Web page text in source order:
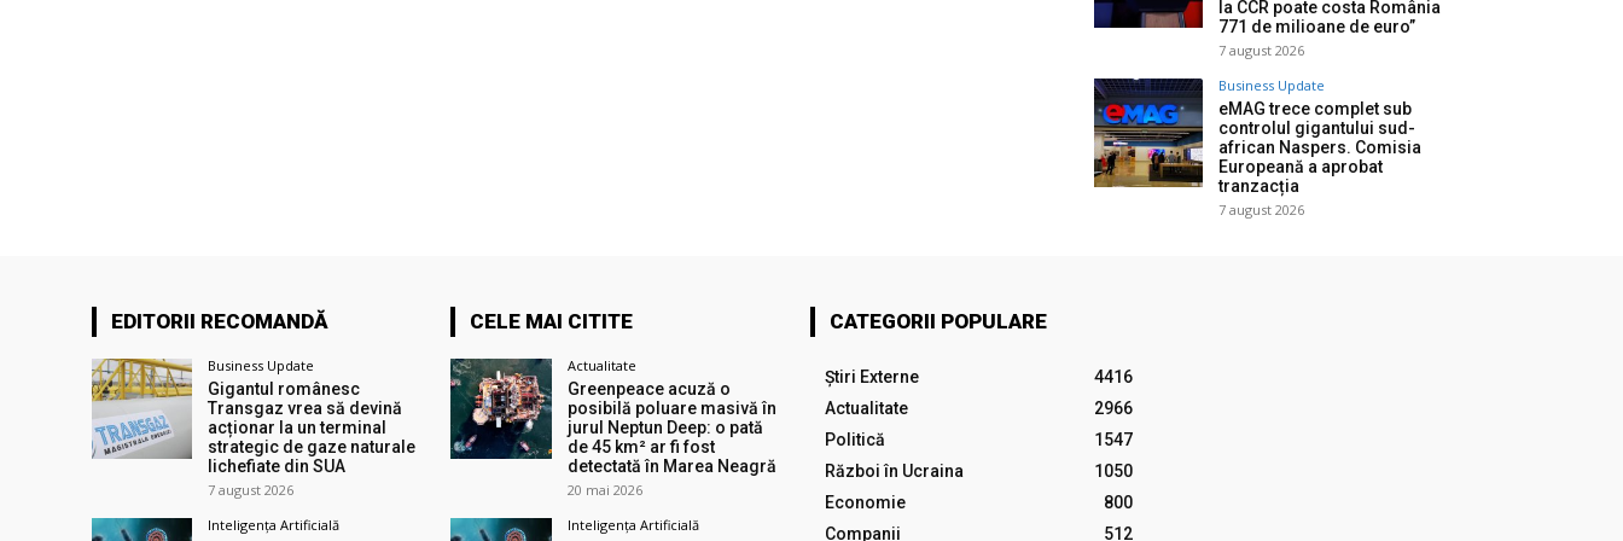
la CCR poate costa România
771 de milioane de euro”
7 august 2026
Business Update
eMAG trece complet sub
controlul gigantului sud-
african Naspers. Comisia
Europeană a aprobat
tranzacția
7 august 2026
EDITORII RECOMANDĂ
Business Update
Gigantul românesc
Transgaz vrea să devină
acționar la un terminal
strategic de gaze naturale
lichefiate din SUA
7 august 2026
Inteligența Artificială
CELE MAI CITITE
Actualitate
Greenpeace acuză o
posibilă poluare masivă în
jurul Neptun Deep: o pată
de 45 km² ar fi fost
detectată în Marea Neagră
20 mai 2026
Inteligența Artificială
CATEGORII POPULARE
Știri Externe
4416
Actualitate
2966
Politică
1547
Război în Ucraina
1050
Economie
800
Companii
512